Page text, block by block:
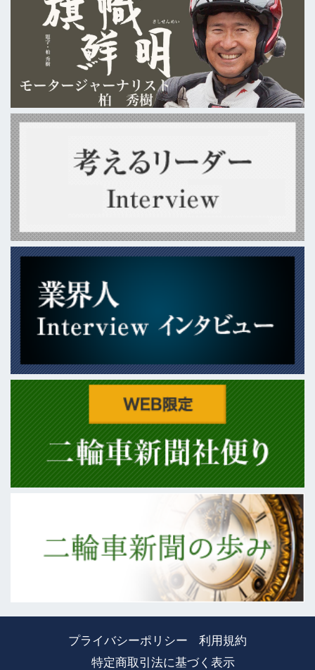
プライバシーポリシー
利用規約
特定商取引法に基づく表示